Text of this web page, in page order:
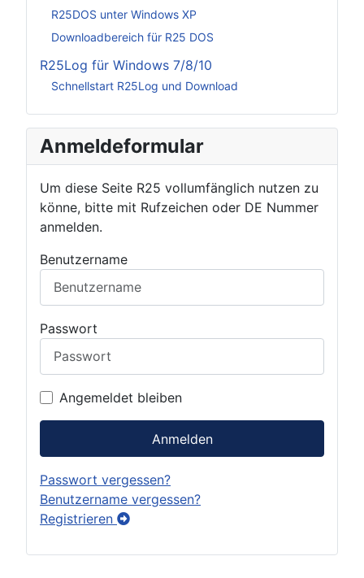
R25DOS unter Windows XP
Downloadbereich für R25 DOS
R25Log für Windows 7/8/10
Schnellstart R25Log und Download
Anmeldeformular
Um diese Seite R25 vollumfänglich nutzen zu
könne, bitte mit Rufzeichen oder DE Nummer
anmelden.
Benutzername
Passwort
Angemeldet bleiben
Anmelden
Passwort vergessen?
Benutzername vergessen?
Registrieren